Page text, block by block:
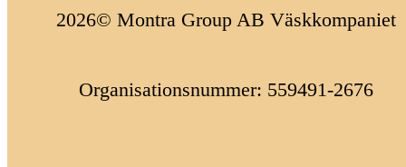
2026© Montra Group AB Väskkompaniet
Organisationsnummer: 559491-2676